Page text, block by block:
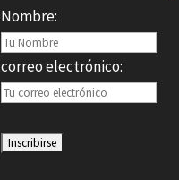
Nombre:
correo electrónico: